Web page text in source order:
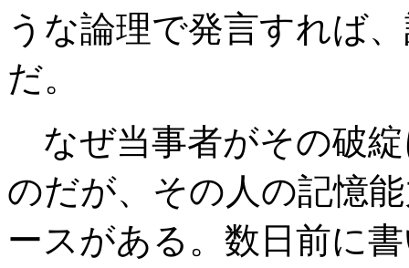
うな論理で発言すれば
だ。
なぜ当事者がその破
のだが、その人の記憶
ースがある。数日前に